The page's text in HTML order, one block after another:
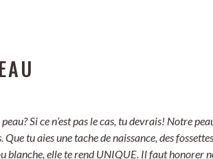
Si ce n’est pas le cas, tu devrais! Notre
Que tu aies une tache de naissance, des
blanche, elle te rend UNIQUE. Il faut honorer